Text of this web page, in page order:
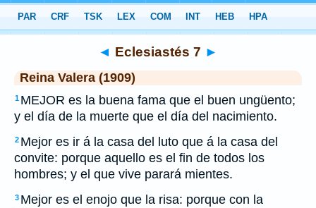
>RVR 1909 > Eclesiastés 7
◄ Eclesiastés 7 ►
Reina Valera (1909)
1 MEJOR es la buena fama que el buen ungüento;
y el día de la muerte que el día del nacimiento.
2 Mejor es ir á la casa del luto que á la casa del
convite: porque aquello es el fin de todos los
hombres; y el que vive parará mientes.
3 Mejor es el enojo que la risa: porque con la